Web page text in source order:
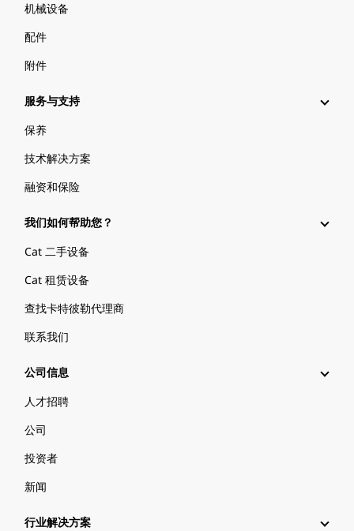
机械设备
配件
附件
服务与支持
保养
技术解决方案
融资和保险
我们如何帮助您？
Cat 二手设备
Cat 租赁设备
查找卡特彼勒代理商
联系我们
公司信息
人才招聘
公司
投资者
新闻
行业解决方案